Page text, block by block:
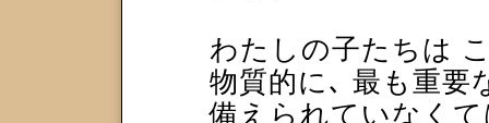
わたしの子たちは
物質的に､ 最も重要
備えられていなく